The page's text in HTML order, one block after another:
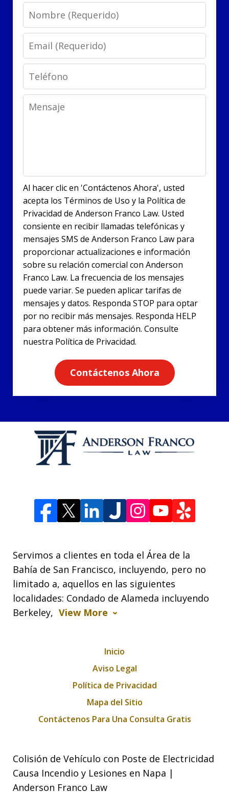
Name
Email
Phone
Message
Al hacer clic en 'Contáctenos Ahora', usted
acepta los Términos de Uso y la Política de
Privacidad de Anderson Franco Law. Usted
consiente en recibir llamadas telefónicas y
mensajes SMS de Anderson Franco Law para
proporcionar actualizaciones e información
sobre su relación comercial con Anderson
Franco Law. La frecuencia de los mensajes
puede variar. Se pueden aplicar tarifas de
mensajes y datos. Responda STOP para optar
por no recibir más mensajes. Responda HELP
para obtener más información. Consulte
nuestra Política de Privacidad.
Contáctenos Ahora
Servimos a clientes en toda el Área de la
Bahía de San Francisco, incluyendo, pero no
limitado a, aquellos en las siguientes
localidades: Condado de Alameda incluyendo
Berkeley, View More
Inicio
Aviso Legal
Política de Privacidad
Mapa del Sitio
Contáctenos Para Una Consulta Gratis
Colisión de Vehículo con Poste de Electricidad
Causa Incendio y Lesiones en Napa |
Anderson Franco Law